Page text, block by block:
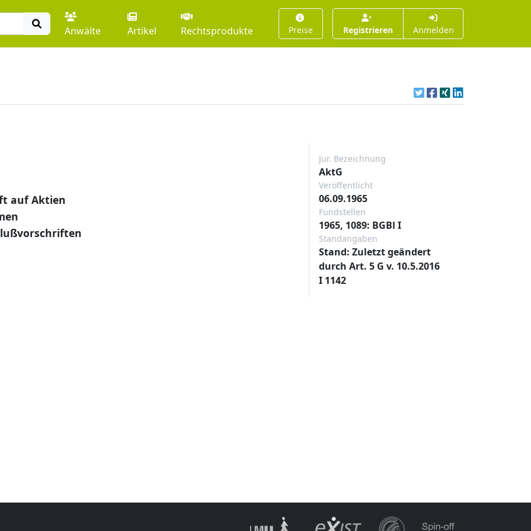
Anwälte Artikel Rechtsprodukte Preise Registrieren Anmelden
auf Aktien
Jur. Bezeichnung
AktG
Veröffentlicht
06.09.1965
Fundstellen
1965, 1089: BGBl I
Standangaben
Stand: Zuletzt geändert
durch Art. 5 G v. 10.5.2016
I 1142